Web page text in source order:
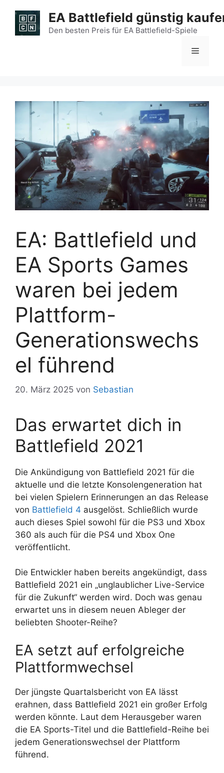
Inhalt
springen
EA Battlefield günstig
Den besten Preis für EA Battlefield-Spiele
Menü
EA: Battlefield und
EA Sports Games
waren bei jedem
Plattform-
Generationswechs
el führend
20. März 2025 von Sebastian
Das erwartet dich in
Battlefield 2021
Die Ankündigung von Battlefield 2021 für die
aktuelle und die letzte Konsolengeneration hat
bei vielen Spielern Erinnerungen an das Release
von Battlefield 4 ausgelöst. Schließlich wurde
auch dieses Spiel sowohl für die PS3 und Xbox
360 als auch für die PS4 und Xbox One
veröffentlicht.
Die Entwickler haben bereits angekündigt, dass
Battlefield 2021 ein „unglaublicher Live-Service
für die Zukunft“ werden wird. Doch was genau
erwartet uns in diesem neuen Ableger der
beliebten Shooter-Reihe?
EA setzt auf erfolgreiche
Plattformwechsel
Der jüngste Quartalsbericht von EA lässt
erahnen, dass Battlefield 2021 ein großer Erfolg
werden könnte. Laut dem Herausgeber waren
die EA Sports-Titel und die Battlefield-Reihe bei
jedem Generationswechsel der Plattform
führend.